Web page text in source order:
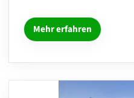
Mehr erfahren